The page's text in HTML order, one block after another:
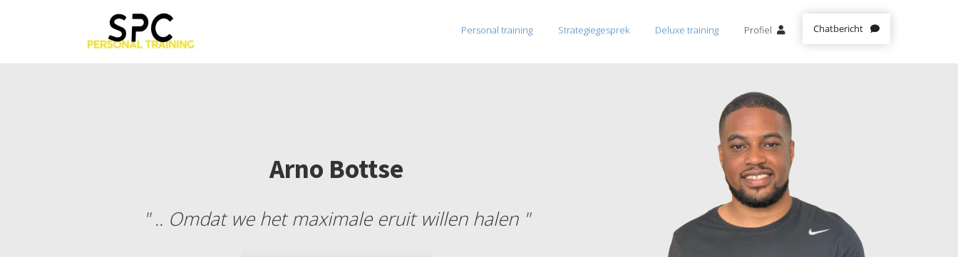
Personal training Strategiegesprek Deluxe training Profiel Chatbericht
Arno Bottse
" .. Omdat we het maximale eruit willen halen "